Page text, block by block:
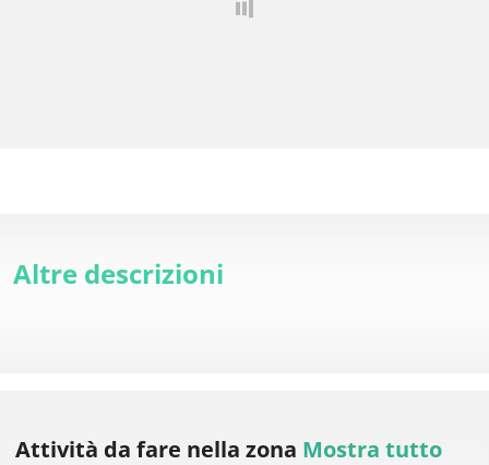
Altre descrizioni
Attività da fare nella zona Mostra tutto